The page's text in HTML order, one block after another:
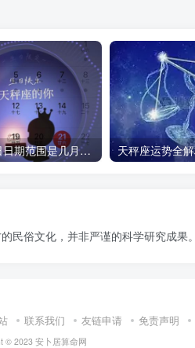
天秤座的生日日期范围是几月几号到几月几号？
民俗文化，并非严谨的科学研究成果。
联系我们 友链申请 免责声明
© 2023安卜居算命网